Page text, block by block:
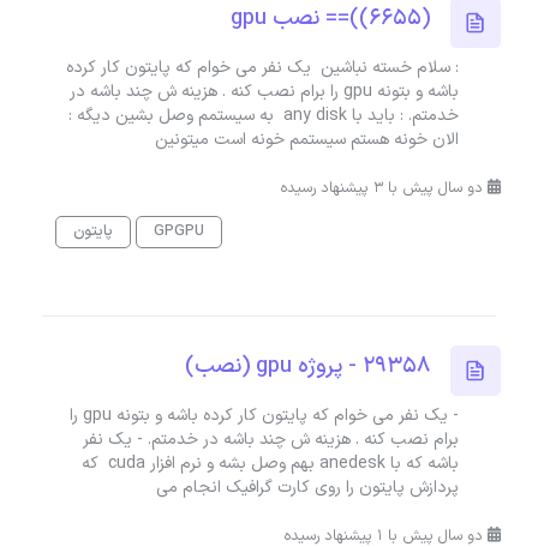
(6655))== نصب gpu
: سلام خسته نباشین یک نفر می خوام که پایتون کار کرده
باشه و بتونه gpu را برام نصب کنه . هزینه ش چند باشه در
خدمتم. : باید با any disk به سیستمم وصل بشین دیگه :
الان خونه هستم سیستمم خونه است میتونین
دو سال پیش با 3 پیشنهاد رسیده
GPGPU
پایتون
29358 - پروژه gpu (نصب)
- یک نفر می خوام که پایتون کار کرده باشه و بتونه gpu را
برام نصب کنه . هزینه ش چند باشه در خدمتم. - یک نفر
باشه که با anedesk بهم وصل بشه و نرم افزار cuda که
پردازش پایتون را روی کارت گرافیک انجام می
دو سال پیش با 1 پیشنهاد رسیده